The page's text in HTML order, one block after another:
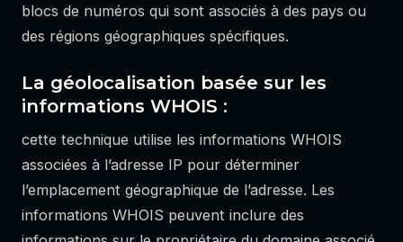
blocs de numéros qui sont associés à des pays ou
des régions géographiques spécifiques.
La géolocalisation basée sur les
informations WHOIS :
cette technique utilise les informations WHOIS
associées à l’adresse IP pour déterminer
l’emplacement géographique de l’adresse. Les
informations WHOIS peuvent inclure des